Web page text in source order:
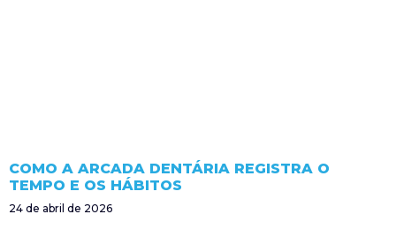
COMO A ARCADA DENTÁRIA REGISTRA O
TEMPO E OS HÁBITOS
24 de abril de 2026